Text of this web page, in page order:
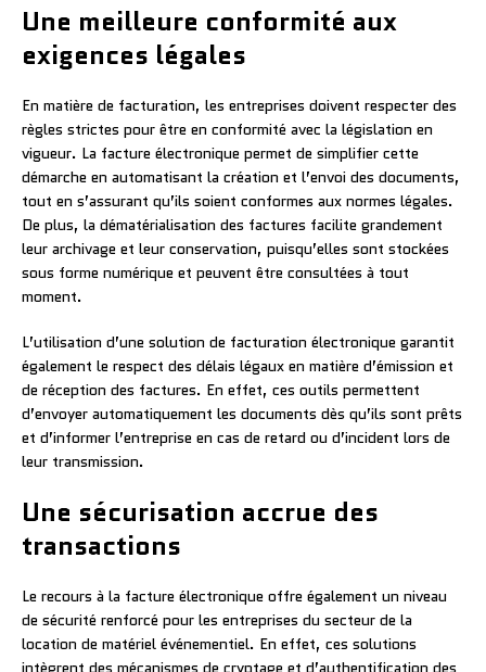
Une meilleure conformité aux
exigences légales
En matière de facturation, les entreprises doivent respecter des
règles strictes pour être en conformité avec la législation en
vigueur. La facture électronique permet de simplifier cette
démarche en automatisant la création et l’envoi des documents,
tout en s’assurant qu’ils soient conformes aux normes légales.
De plus, la dématérialisation des factures facilite grandement
leur archivage et leur conservation, puisqu’elles sont stockées
sous forme numérique et peuvent être consultées à tout
moment.
L’utilisation d’une solution de facturation électronique garantit
également le respect des délais légaux en matière d’émission et
de réception des factures. En effet, ces outils permettent
d’envoyer automatiquement les documents dès qu’ils sont prêts
et d’informer l’entreprise en cas de retard ou d’incident lors de
leur transmission.
Une sécurisation accrue des
transactions
Le recours à la facture électronique offre également un niveau
de sécurité renforcé pour les entreprises du secteur de la
location de matériel événementiel. En effet, ces solutions
intègrent des mécanismes de cryptage et d’authentification des